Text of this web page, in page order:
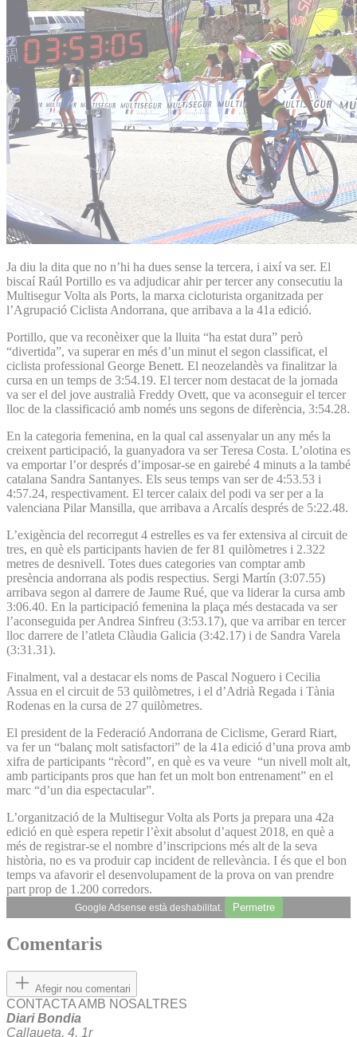
Ja diu la dita que no n’hi ha dues sense la tercera, i així va ser. El
biscaí Raúl Portillo es va adjudicar ahir per tercer any consecutiu la
Multisegur Volta als Ports, la marxa cicloturista organitzada per
l’Agrupació Ciclista Andorrana, que arribava a la 41a edició.
Portillo, que va reconèixer que la lluita “ha estat dura” però
“divertida”, va superar en més d’un minut el segon classificat, el
ciclista professional George Benett. El neozelandès va finalitzar la
cursa en un temps de 3:54.19. El tercer nom destacat de la jornada
va ser el del jove australià Freddy Ovett, que va aconseguir el tercer
lloc de la classificació amb només uns segons de diferència, 3:54.28.
En la categoria femenina, en la qual cal assenyalar un any més la
creixent participació, la guanyadora va ser Teresa Costa. L’olotina es
va emportar l’or després d’imposar-se en gairebé 4 minuts a la també
catalana Sandra Santanyes. Els seus temps van ser de 4:53.53 i
4:57.24, respectivament. El tercer calaix del podi va ser per a la
valenciana Pilar Mansilla, que arribava a Arcalís després de 5:22.48.
L’exigència del recorregut 4 estrelles es va fer extensiva al circuit de
tres, en què els participants havien de fer 81 quilòmetres i 2.322
metres de desnivell. Totes dues categories van comptar amb
presència andorrana als podis respectius. Sergi Martín (3:07.55)
arribava segon al darrere de Jaume Rué, que va liderar la cursa amb
3:06.40. En la participació femenina la plaça més destacada va ser
l’aconseguida per Andrea Sinfreu (3:53.17), que va arribar en tercer
lloc darrere de l’atleta Clàudia Galicia (3:42.17) i de Sandra Varela
(3:31.31).
Finalment, val a destacar els noms de Pascal Noguero i Cecilia
Assua en el circuit de 53 quilòmetres, i el d’Adrià Regada i Tània
Rodenas en la cursa de 27 quilòmetres.
El president de la Federació Andorrana de Ciclisme, Gerard Riart,
va fer un “balanç molt satisfactori” de la 41a edició d’una prova amb
xifra de participants “rècord”, en què es va veure “un nivell molt alt,
amb participants pros que han fet un molt bon entrenament” en el
marc “d’un dia espectacular”.
L’organització de la Multisegur Volta als Ports ja prepara una 42a
edició en què espera repetir l’èxit absolut d’aquest 2018, en què a
més de registrar-se el nombre d’inscripcions més alt de la seva
història, no es va produir cap incident de rellevància. I és que el bon
temps va afavorir el desenvolupament de la prova on van prendre
part prop de 1.200 corredors.
Google Adsense està deshabilitat. Permetre
Comentaris
Afegir nou comentari
CONTACTA AMB NOSALTRES
Diari Bondia
Callaueta, 4, 1r